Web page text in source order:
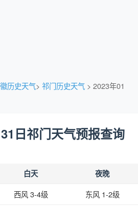
历史天气> 祁门历史天气 > 2023年01
日祁门天气预报查询
白天 夜晚
西风 3-4级 东风 1-2级